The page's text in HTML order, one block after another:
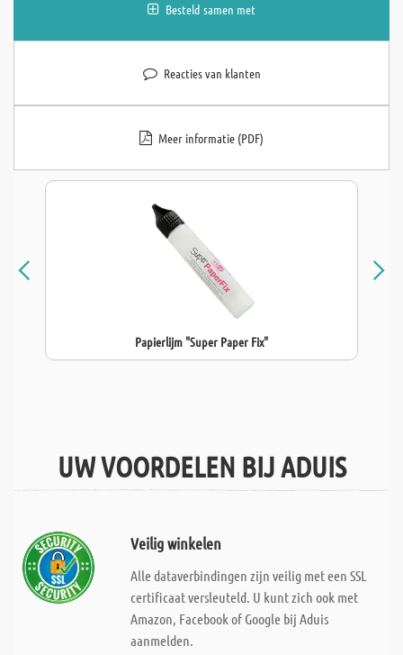
Besteld samen met
Reacties van klanten
Meer informatie (PDF)
Papierlijm "Super Paper Fix"
UW VOORDELEN BIJ ADUIS
Veilig winkelen
Alle dataverbindingen zijn veilig met een SSL
certificaat versleuteld. U kunt zich ook met
Amazon, Facebook of Google bij Aduis
aanmelden.